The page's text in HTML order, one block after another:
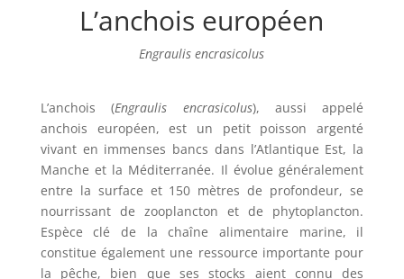
L’anchois européen
Engraulis encrasicolus
L’anchois (Engraulis encrasicolus), aussi appelé
anchois européen, est un petit poisson argenté
vivant en immenses bancs dans l’Atlantique Est, la
Manche et la Méditerranée. Il évolue généralement
entre la surface et 150 mètres de profondeur, se
nourrissant de zooplancton et de phytoplancton.
Espèce clé de la chaîne alimentaire marine, il
constitue également une ressource importante pour
la pêche, bien que ses stocks aient connu des